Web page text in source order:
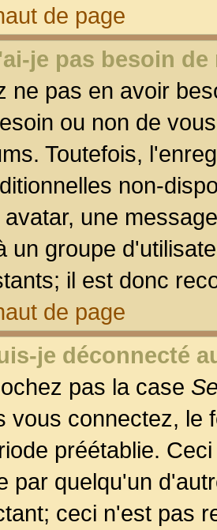
de page
je pas besoin
ne pas en avoir
ou non de
Toutefois,
non-
une
un groupe
il est donc
de page
je déconnecté
pas la case
vous connectez, le
préétablie.
par quelqu'un
ceci n'est pas